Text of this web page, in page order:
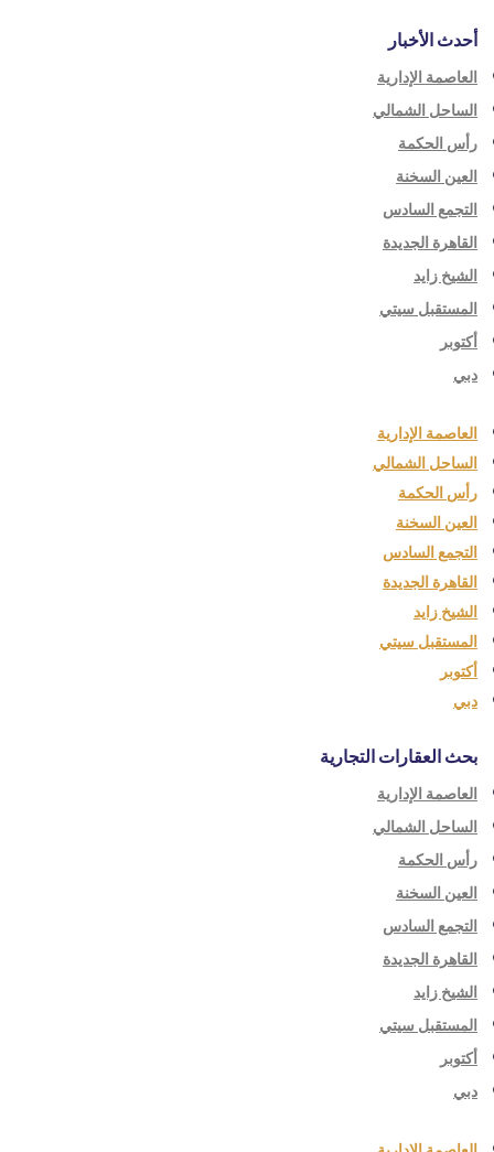
أحدث الأخبار
العاصمة الإدارية
الساحل الشمالي
رأس الحكمة
العين السخنة
التجمع السادس
القاهرة الجديدة
الشيخ زايد
المستقبل سيتي
أكتوبر
دبي
العاصمة الإدارية
الساحل الشمالي
رأس الحكمة
العين السخنة
التجمع السادس
القاهرة الجديدة
الشيخ زايد
المستقبل سيتي
أكتوبر
دبي
بحث العقارات التجارية
العاصمة الإدارية
الساحل الشمالي
رأس الحكمة
العين السخنة
التجمع السادس
القاهرة الجديدة
الشيخ زايد
المستقبل سيتي
أكتوبر
دبي